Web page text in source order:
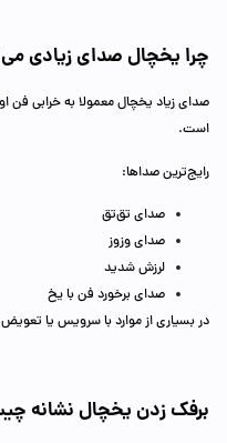
چرا یخچال صدای زیادی
صدای زیاد یخچال معمولا به خرابی فن
است.
رایج‌ترین صداها:
صدای تق‌تق
صدای وزوز
لرزش شدید
صدای برخورد فن با یخ
در بسیاری از موارد با سرویس یا
برفک زدن یخچال نشانه